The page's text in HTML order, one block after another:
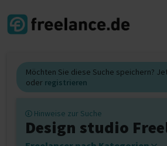
Möchten Sie diese Suche speichern?
oder registrieren
Hinweise zur Suche
Design studio